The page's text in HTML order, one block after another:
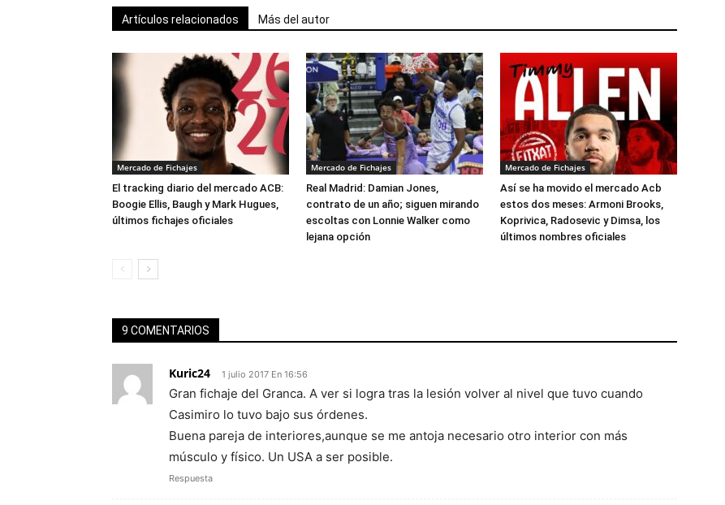
Artículos relacionados Más del autor
Mercado de Fichajes
El tracking diario del mercado ACB:
Boogie Ellis, Baugh y Mark Hugues,
últimos fichajes oficiales
Mercado de Fichajes
Real Madrid: Damian Jones,
contrato de un año; siguen mirando
escoltas con Lonnie Walker como
lejana opción
Mercado de Fichajes
Así se ha movido el mercado Acb
estos dos meses: Armoni Brooks,
Koprivica, Radosevic y Dimsa, los
últimos nombres oficiales
9 COMENTARIOS
Kuric24 1 julio 2017 En 16:56
Gran fichaje del Granca. A ver si logra tras la lesión volver al nivel que tuvo cuando
Casimiro lo tuvo bajo sus órdenes.
Buena pareja de interiores,aunque se me antoja necesario otro interior con más
músculo y físico. Un USA a ser posible.
Respuesta